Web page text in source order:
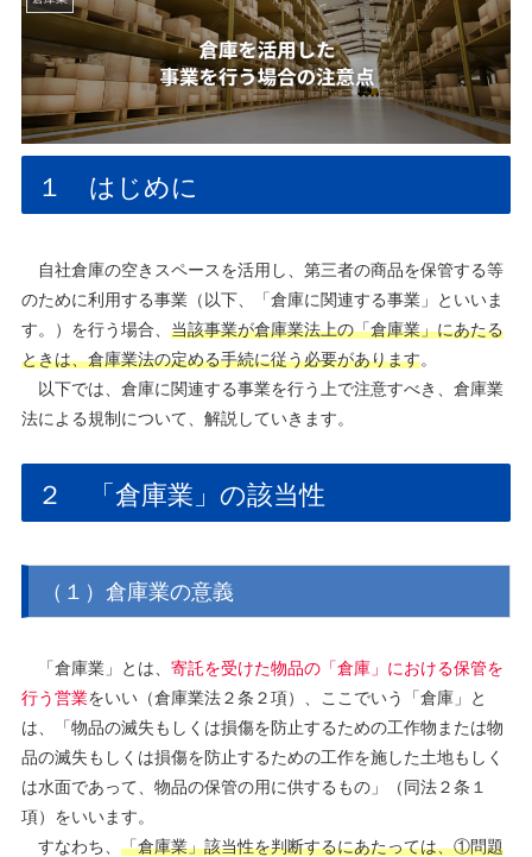
１ はじめに
自社倉庫の空きスペースを活用し、第三者の商品を保管する等
のために利用する事業（以下、「倉庫に関連する事業」といいま
す。）を行う場合、当該事業が倉庫業法上の「倉庫業」にあたる
ときは、倉庫業法の定める手続に従う必要があります。
以下では、倉庫に関連する事業を行う上で注意すべき、倉庫業
法による規制について、解説していきます。
２ 「倉庫業」の該当性
（１）倉庫業の意義
「倉庫業」とは、寄託を受けた物品の「倉庫」における保管を
行う営業をいい（倉庫業法２条２項）、ここでいう「倉庫」と
は、「物品の滅失もしくは損傷を防止するための工作物または物
品の滅失もしくは損傷を防止するための工作を施した土地もしく
は水面であって、物品の保管の用に供するもの」（同法２条１
項）をいいます。
すなわち、「倉庫業」該当性を判断するにあたっては、①問題